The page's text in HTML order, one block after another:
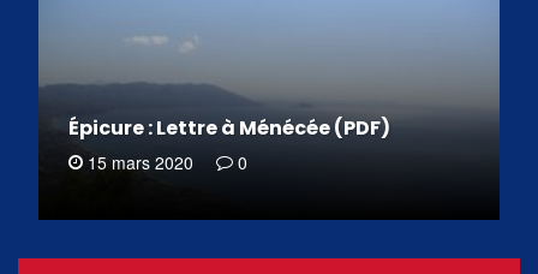
Épicure : Lettre à Ménécée (PDF)
15 mars 2020 0